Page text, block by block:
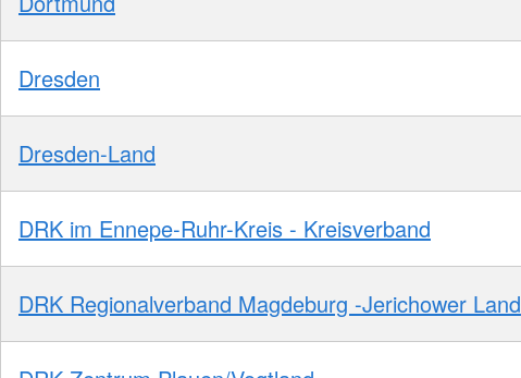
Dresden
Dresden-Land
DRK im Ennepe-Ruhr-Kreis - Kreisverband
DRK Regionalverband Magdeburg -Jerichower Land